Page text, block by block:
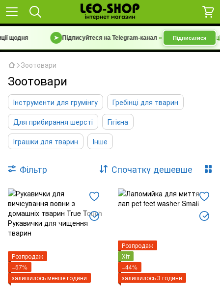
щодня ➤ Підписуйтеся на Telegram-канал«Барахолка 7 км |
Підписатися
Зоотовари
Зоотовари
Інструменти для грумінгу
Гребінці для тварин
Для прибирання шерсті
Гігієна
Іграшки для тварин
Інше
Фільтр Спочатку дешевше
Розпродаж
−57%
залишилось менше години
Розпродаж
Хіт
−44%
залишилось 3 години